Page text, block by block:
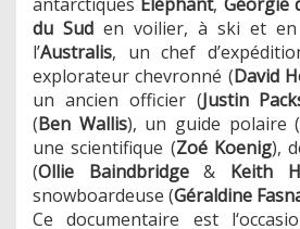
du Sud en voilier, à ski et
l’Australis, un chef
explorateur chevronné (David
un ancien officier (Justin
(Ben Wallis), un guide polaire (
une scientifique (Zoé Koenig),
(Ollie Baindbridge& Keith
snowboardeuse (Géraldine
Ce documentaire est